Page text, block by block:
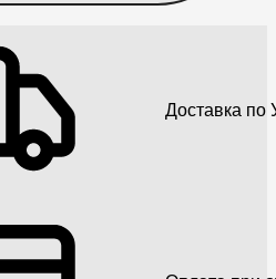
Доставка по